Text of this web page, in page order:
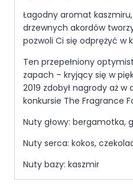
Łagodny aromat
drzewnych akordów
pozwoli Ci się odprężyć w
Ten przepełniony
zapach – kryjący się w
2019 zdobył nagrody aż
konkursie The Fragrance
Nuty głowy: bergamotka,
Nuty serca: kokos,
Nuty bazy: kaszmir